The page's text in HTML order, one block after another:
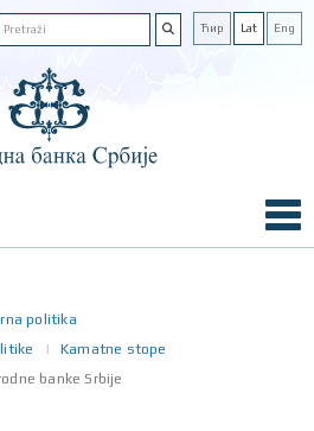
Ћир Lat Eng
politika
Kamatne stope
banke Srbije